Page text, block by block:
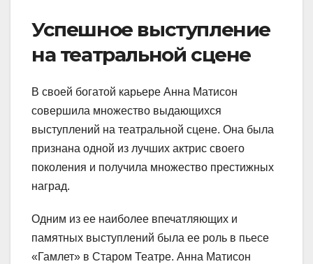
Успешное выступление
на театральной сцене
В своей богатой карьере Анна Матисон
совершила множество выдающихся
выступлений на театральной сцене. Она была
признана одной из лучших актрис своего
поколения и получила множество престижных
наград.
Одним из ее наиболее впечатляющих и
памятных выступлений была ее роль в пьесе
«Гамлет» в Старом Театре. Анна Матисон